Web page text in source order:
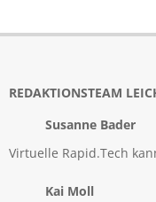
REDAKTIONSTEAM
Susanne Bader
Virtuelle Rapid.Tech
Kai Moll